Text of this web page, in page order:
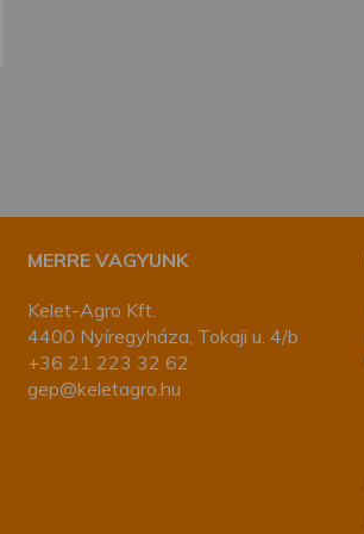
MERRE VAGYUNK
Kelet-Agro Kft.
4400 Nyíregyháza, Tokaji u. 4/b
+36 21 223 32 62
gep@keletagro.hu